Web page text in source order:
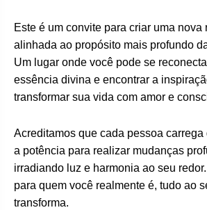
Este é um convite para criar uma nova
alinhada ao propósito mais profundo
Um lugar onde você pode se
essência divina e encontrar a
transformar sua vida com amor e
Acreditamos que cada pessoa carrega
a potência para realizar mudanças
irradiando luz e harmonia ao seu
para quem você realmente é, tudo ao
transforma.